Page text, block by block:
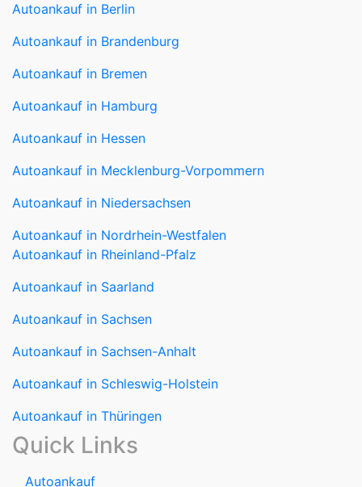
Autoankauf in Berlin
Autoankauf in Brandenburg
Autoankauf in Bremen
Autoankauf in Hamburg
Autoankauf in Hessen
Autoankauf in Mecklenburg-Vorpommern
Autoankauf in Niedersachsen
Autoankauf in Nordrhein-Westfalen
Autoankauf in Rheinland-Pfalz
Autoankauf in Saarland
Autoankauf in Sachsen
Autoankauf in Sachsen-Anhalt
Autoankauf in Schleswig-Holstein
Autoankauf in Thüringen
Quick Links
Autoankauf